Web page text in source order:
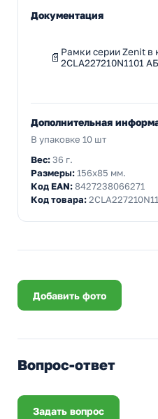
Документация
Рамки серии Zenit в
2CLA227210N1101
Дополнительная
В упаковке 10 шт
Вес:36 г.
Размеры:156x85 мм.
Код EAN:8427238066271
Код товара:
Добавить фото
Вопрос-ответ
Задать вопрос